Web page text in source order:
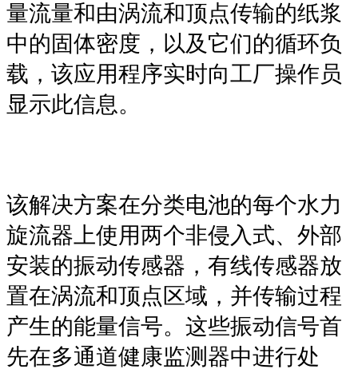
量流量和由涡流和顶点传输的纸浆
中的固体密度，以及它们的循环负
载，该应用程序实时向工厂操作员
显示此信息。
该解决方案在分类电池的每个水力
旋流器上使用两个非侵入式、外部
安装的振动传感器，有线传感器放
置在涡流和顶点区域，并传输过程
产生的能量信号。这些振动信号首
先在多通道健康监测器中进行处